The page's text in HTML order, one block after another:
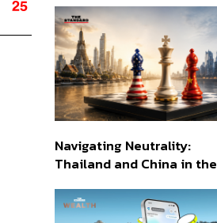
25
ส่วนยุทธศาสตร์ไทย –
อินโดนีเซีย
Navigating Neutrality:
Thailand and China in the
Order